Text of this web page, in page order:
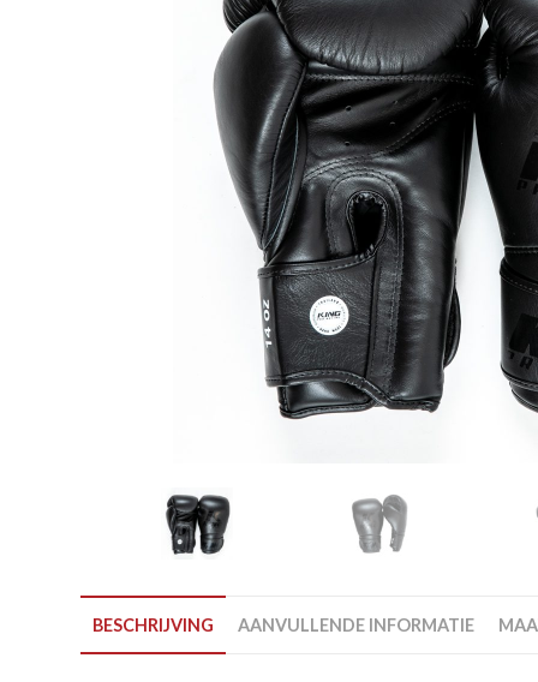
Brazilian Jiu jitsu
Voor
Bokszak
bokszak
Stoot-
BESCHRIJVING AANVULLENDE INFORMATIE